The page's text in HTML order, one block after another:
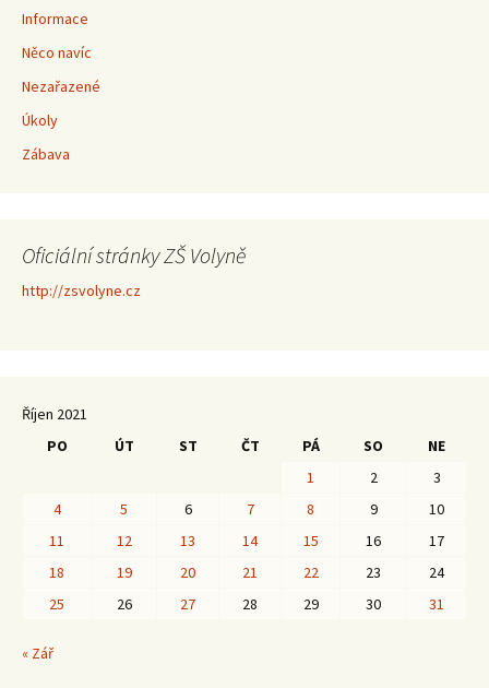
Informace
Něco navíc
Nezařazené
Úkoly
Zábava
Oficiální stránky ZŠ Volyně
http://zsvolyne.cz
Říjen 2021
PO
ÚT ST ČT PÁ SO
NE
1
2
3
4
5 6 7 8 9
10
11
12 13 14 15 16
17
18
19 20 21 22 23
24
25
26 27 28 29 30 31
« Zář